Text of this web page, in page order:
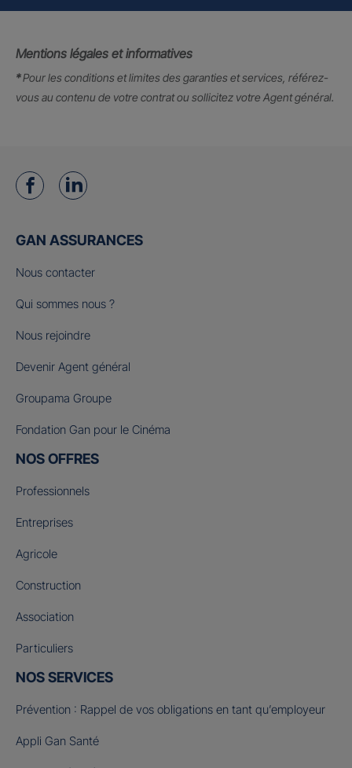
Mentions légales et informatives
*Pour les conditions et limites des garanties et services, référez-
vous au contenu de votre contrat ou sollicitez votre Agent général.
GAN ASSURANCES
Nous contacter
Qui sommes nous ?
Nous rejoindre
Devenir Agent général
Groupama Groupe
Fondation Gan pour le Cinéma
NOS OFFRES
Professionnels
Entreprises
Agricole
Construction
Association
Particuliers
NOS SERVICES
Prévention : Rappel de vos obligations en tant qu’employeur
Appli Gan Santé